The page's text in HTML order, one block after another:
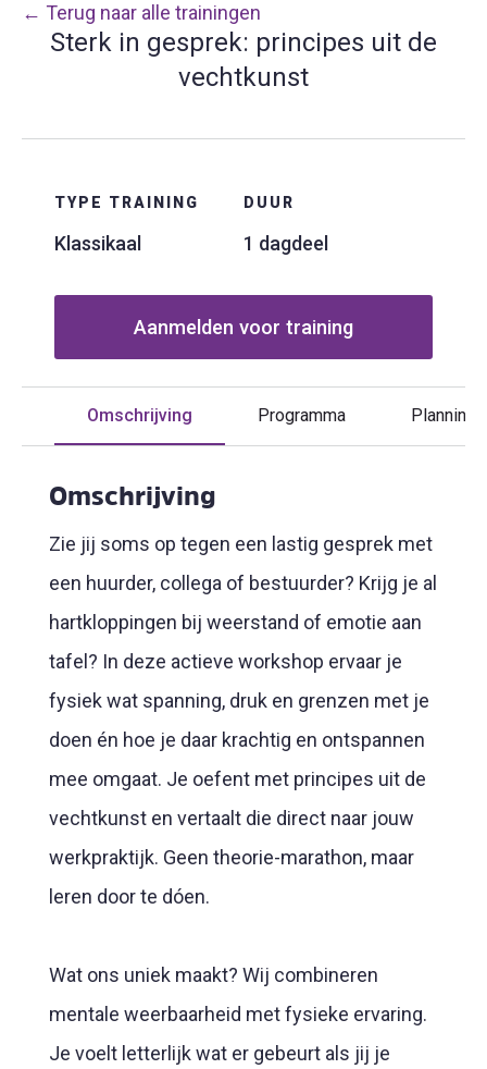
← Terug naar alle trainingen
Sterk in gesprek: principes uit de
vechtkunst
TYPE TRAINING
Klassikaal
DUUR
1 dagdeel
Aanmelden voor training
Omschrijving Programma Planning
Omschrijving
Zie jij soms op tegen een lastig gesprek met
een huurder, collega of bestuurder? Krijg je al
hartkloppingen bij weerstand of emotie aan
tafel? In deze actieve workshop ervaar je
fysiek wat spanning, druk en grenzen met je
doen én hoe je daar krachtig en ontspannen
mee omgaat. Je oefent met principes uit de
vechtkunst en vertaalt die direct naar jouw
werkpraktijk. Geen theorie-marathon, maar
leren door te dóen.
Wat ons uniek maakt? Wij combineren
mentale weerbaarheid met fysieke ervaring.
Je voelt letterlijk wat er gebeurt als jij je